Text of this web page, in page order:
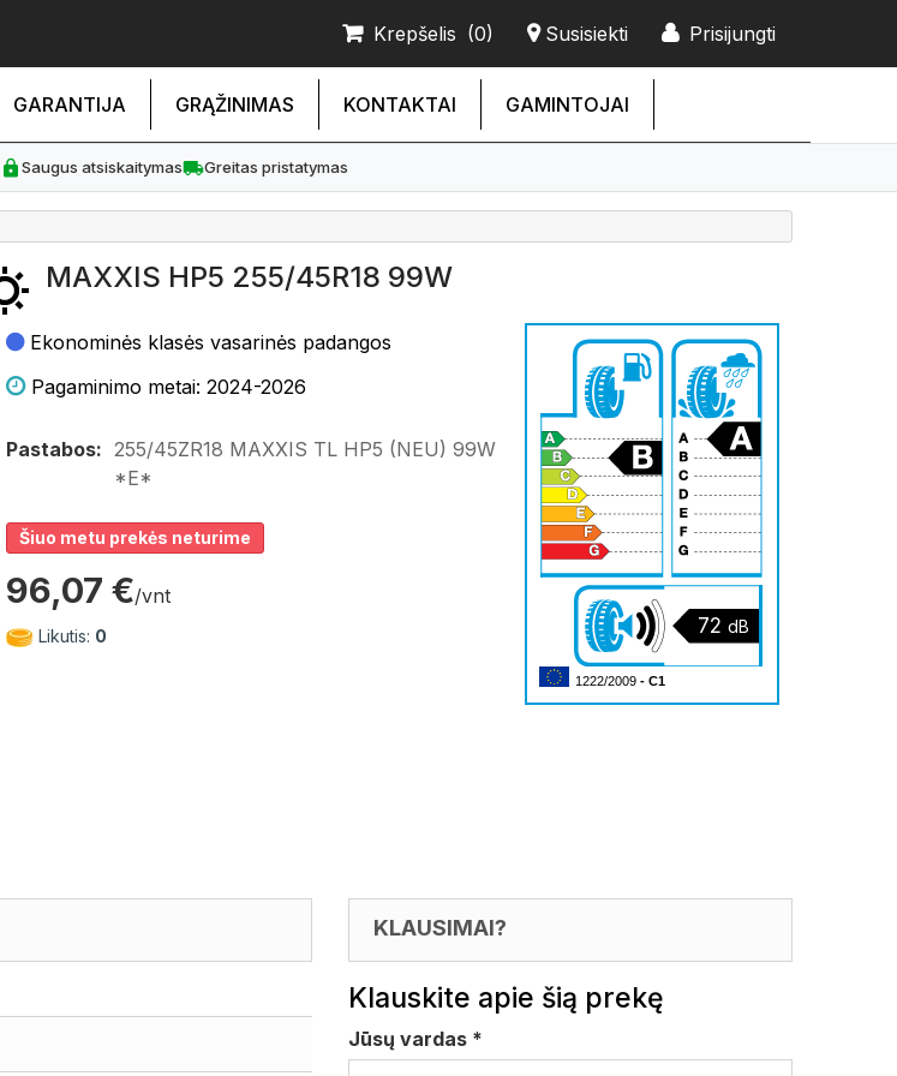
Prisijungti
Susisiekti
Krepšelis (0)
GARANTIJA GRĄŽINIMAS KONTAKTAI GAMINTOJAI
Saugus atsiskaitymas Greitas pristatymas
MAXXIS HP5 255/45R18 99W
Ekonominės klasės vasarinės padangos
Pagaminimo metai: 2024-2026
Pastabos: 255/45ZR18 MAXXIS TL HP5 (NEU) 99W
*E*
Šiuo metu prekės neturime
96,07 €/vnt
Likutis: 0 72 dB
1222/2009 - C1
KLAUSIMAI?
Klauskite apie šią prekę
Jūsų vardas *